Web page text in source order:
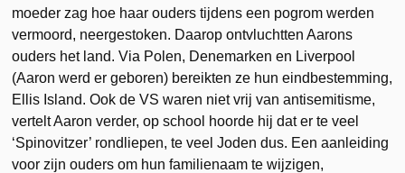
moeder zag hoe haar ouders tijdens een pogrom werden
vermoord, neergestoken. Daarop ontvluchtten Aarons
ouders het land. Via Polen, Denemarken en Liverpool
(Aaron werd er geboren) bereikten ze hun eindbestemming,
Ellis Island. Ook de VS waren niet vrij van antisemitisme,
vertelt Aaron verder, op school hoorde hij dat er te veel
‘Spinovitzer’ rondliepen, te veel Joden dus. Een aanleiding
voor zijn ouders om hun familienaam te wijzigen,